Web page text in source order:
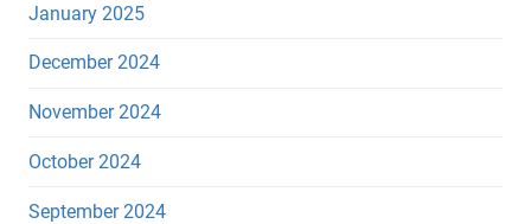
January 2025
December 2024
November 2024
October 2024
September 2024